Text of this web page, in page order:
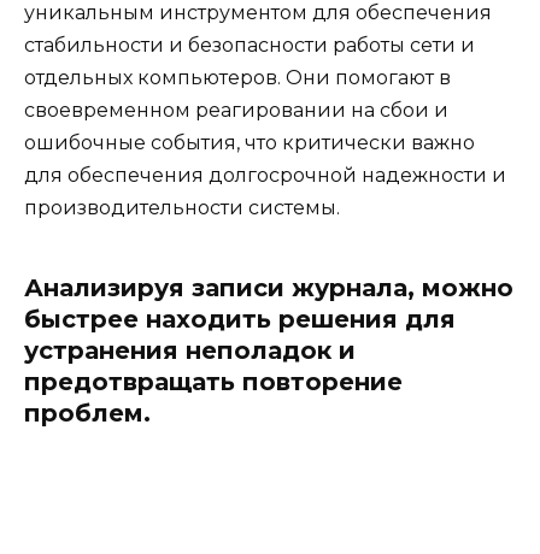
уникальным инструментом для обеспечения
стабильности и безопасности работы сети и
отдельных компьютеров. Они помогают в
своевременном реагировании на сбои и
ошибочные события, что критически важно
для обеспечения долгосрочной надежности и
производительности системы.
Анализируя записи журнала, можно
быстрее находить решения для
устранения неполадок и
предотвращать повторение
проблем.